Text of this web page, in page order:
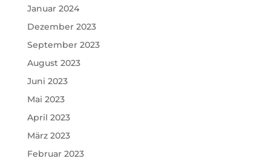
Januar 2024
Dezember 2023
September 2023
August 2023
Juni 2023
Mai 2023
April 2023
März 2023
Februar 2023